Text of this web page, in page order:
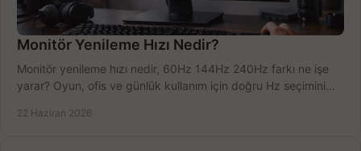
Monitör Yenileme Hızı Nedir?
Monitör yenileme hızı nedir, 60Hz 144Hz 240Hz farkı ne işe
yarar? Oyun, ofis ve günlük kullanım için doğru Hz seçimini
22 Haziran 2026